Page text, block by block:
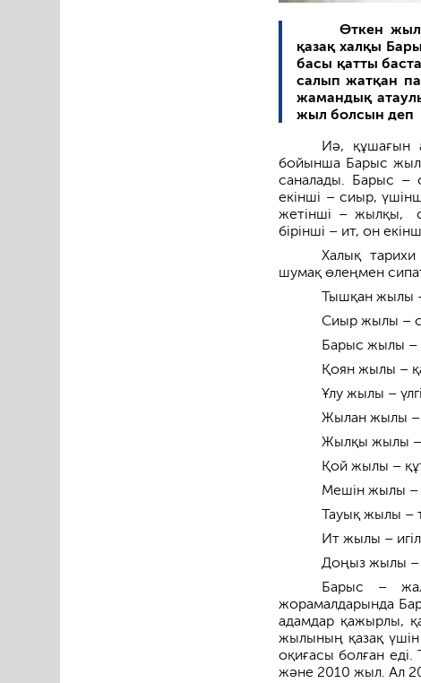
Өткен
қазақ халқы
басы қатты
салып жатқан
жамандық
жыл болсын деп
Иә, құшағын
бойынша Барыс
саналады. Барыс –
екінші – сиыр,
жетінші – жылқы,
бірінші – ит, он
Халық
шумақ өлеңмен
Тышқан жылы
Сиыр жылы –
Барыс жылы –
Қоян жылы –
Ұлу жылы –
Жылан жылы
Жылқы жылы –
Қой жылы –
Мешін жылы –
Тауық жылы –
Ит жылы –
Доңыз жылы –
Барыс –
жорамалдарында
адамдар қажырлы,
жылының қазақ
оқиғасы болған еді.
және 2010 жыл. Ал